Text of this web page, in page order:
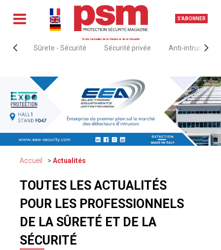
S'ABONNER
Toute l'actualité de la Sûreté et de la Sécurité
Sûrete - Sécurité Sécurité privée Anti-intrusion &
Accueil Actualités
TOUTES LES ACTUALITÉS
POUR LES PROFESSIONNELS
DE LA SÛRETÉ ET DE LA
SÉCURITÉ